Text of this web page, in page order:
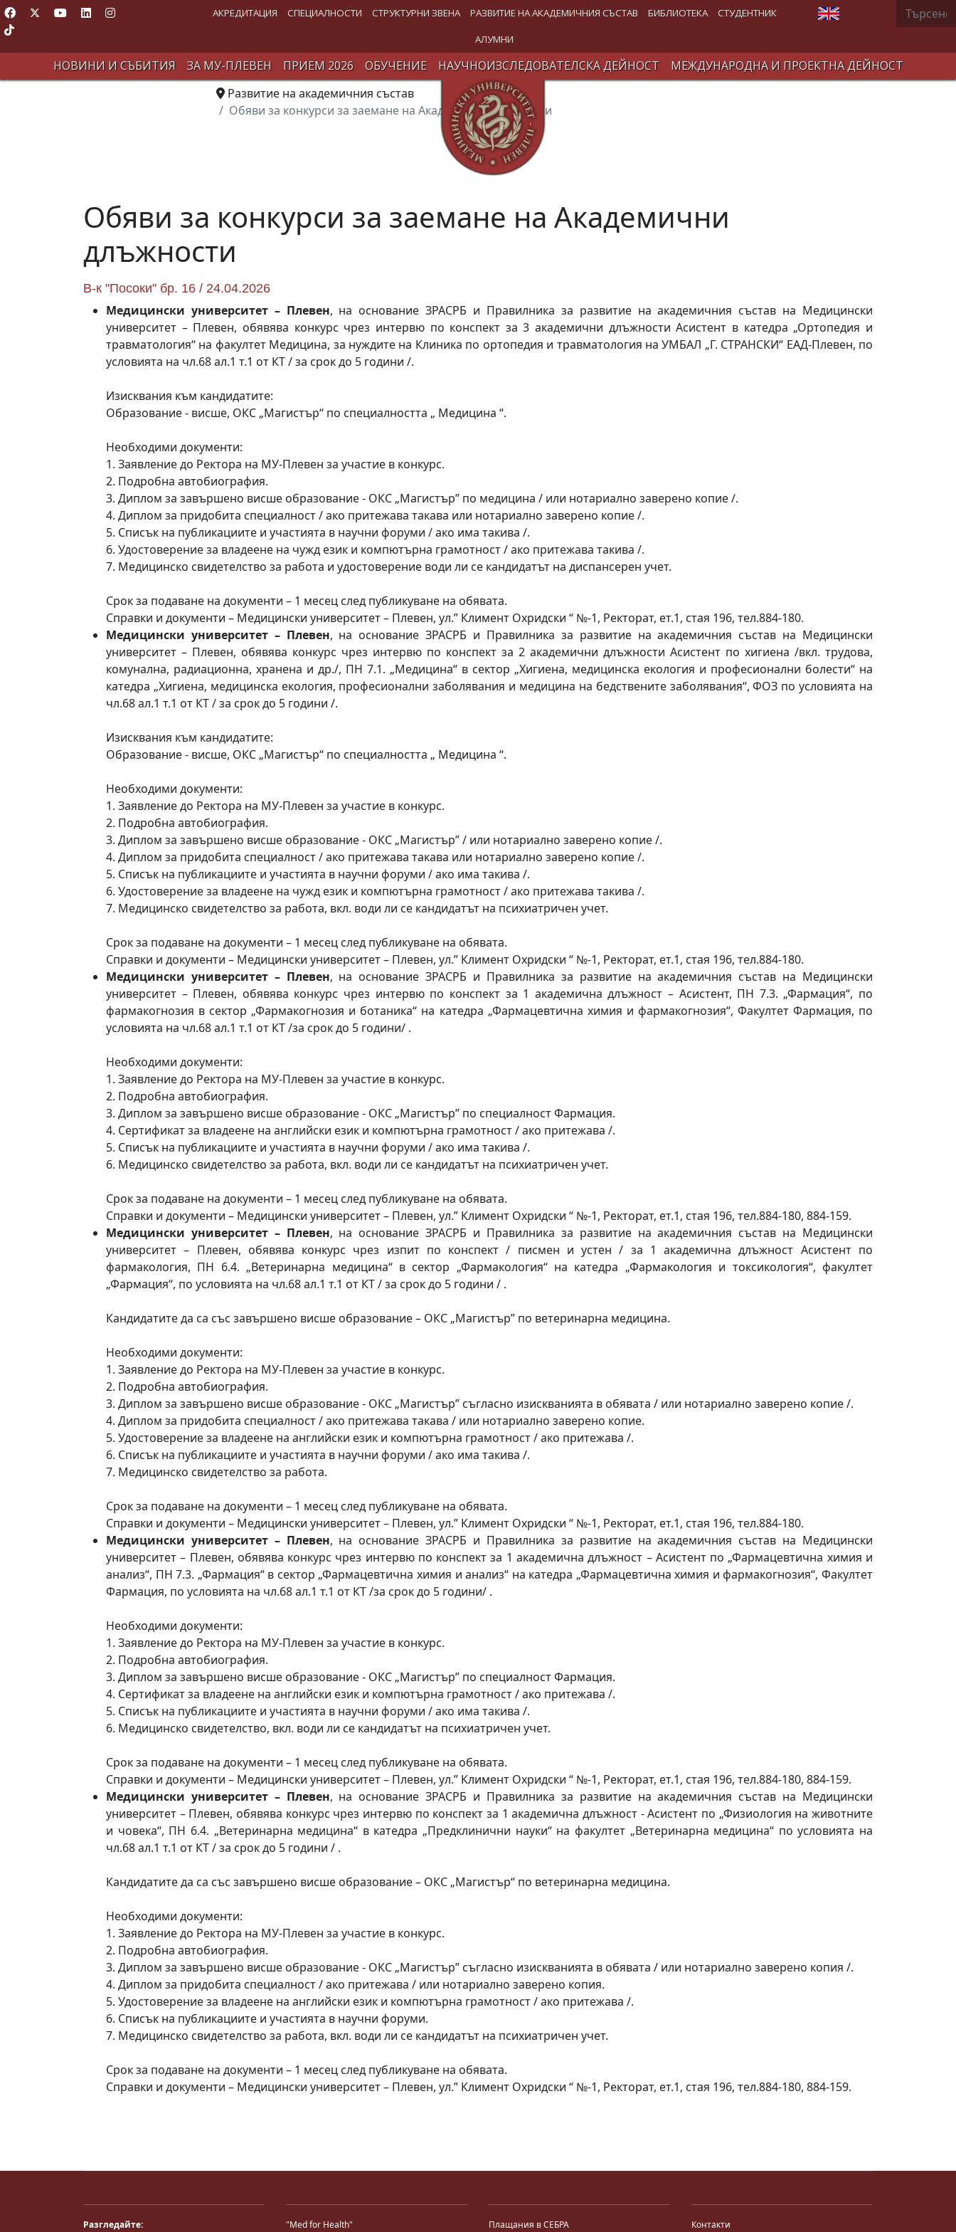
АКРЕДИТАЦИЯ СПЕЦИАЛНОСТИ СТРУКТУРНИ ЗВЕНА РАЗВИТИЕ НА АКАДЕМИЧНИЯ СЪСТАВ БИБЛИОТЕКА СТУДЕНТНИК
АЛУМНИ
Изберете език Търсене
НОВИНИ И СЪБИТИЯ ЗА МУ-ПЛЕВЕН ПРИЕМ 2026 ОБУЧЕНИЕ НАУЧНОИЗСЛЕДОВАТЕЛСКА ДЕЙНОСТ
МЕЖДУНАРОДНА И ПРОЕКТНА ДЕЙНОСТ
Развитие на академичния състав
Обяви за конкурси за заемане на Академични длъжности
Обяви за конкурси за заемане на Академични
длъжности
В-к "Посоки" бр. 16 / 24.04.2026
Медицински университет – Плевен, на основание ЗРАСРБ и Правилника за развитие на академичния състав на Медицински
университет – Плевен, обявява конкурс чрез интервю по конспект за 3 академични длъжности Асистент в катедра „Ортопедия и
травматология“ на факултет Медицина, за нуждите на Клиника по ортопедия и травматология на УМБАЛ „Г. СТРАНСКИ“ ЕАД-Плевен, по
условията на чл.68 ал.1 т.1 от КТ / за срок до 5 години /.
Изисквания към кандидатите:
Образование - висше, ОКС „Магистър“ по специалността „ Медицина “.
Необходими документи:
1. Заявление до Ректора на МУ-Плевен за участие в конкурс.
2. Подробна автобиография.
3. Диплом за завършено висше образование - ОКС „Магистър” по медицина / или нотариално заверено копие /.
4. Диплом за придобита специалност / ако притежава такава или нотариално заверено копие /.
5. Списък на публикациите и участията в научни форуми / ако има такива /.
6. Удостоверение за владеене на чужд език и компютърна грамотност / ако притежава такива /.
7. Медицинско свидетелство за работа и удостоверение води ли се кандидатът на диспансерен учет.
Срок за подаване на документи – 1 месец след публикуване на обявата.
Справки и документи – Медицински университет – Плевен, ул.” Климент Охридски “ №-1, Ректорат, ет.1, стая 196, тел.884-180.
Медицински университет – Плевен, на основание ЗРАСРБ и Правилника за развитие на академичния състав на Медицински
университет – Плевен, обявява конкурс чрез интервю по конспект за 2 академични длъжности Асистент по хигиена /вкл. трудова,
комунална, радиационна, хранена и др./, ПН 7.1. „Медицина“ в сектор „Хигиена, медицинска екология и професионални болести“ на
катедра „Хигиена, медицинска екология, професионални заболявания и медицина на бедствените заболявания“, ФОЗ по условията на
чл.68 ал.1 т.1 от КТ / за срок до 5 години /.
Изисквания към кандидатите:
Образование - висше, ОКС „Магистър“ по специалността „ Медицина “.
Необходими документи:
1. Заявление до Ректора на МУ-Плевен за участие в конкурс.
2. Подробна автобиография.
3. Диплом за завършено висше образование - ОКС „Магистър” / или нотариално заверено копие /.
4. Диплом за придобита специалност / ако притежава такава или нотариално заверено копие /.
5. Списък на публикациите и участията в научни форуми / ако има такива /.
6. Удостоверение за владеене на чужд език и компютърна грамотност / ако притежава такива /.
7. Медицинско свидетелство за работа, вкл. води ли се кандидатът на психиатричен учет.
Срок за подаване на документи – 1 месец след публикуване на обявата.
Справки и документи – Медицински университет – Плевен, ул.” Климент Охридски “ №-1, Ректорат, ет.1, стая 196, тел.884-180.
Медицински университет – Плевен, на основание ЗРАСРБ и Правилника за развитие на академичния състав на Медицински
университет – Плевен, обявява конкурс чрез интервю по конспект за 1 академична длъжност – Асистент, ПН 7.3. „Фармация“, по
фармакогнозия в сектор „Фармакогнозия и ботаника“ на катедра „Фармацевтична химия и фармакогнозия“, Факултет Фармация, по
условията на чл.68 ал.1 т.1 от КТ /за срок до 5 години/ .
Необходими документи:
1. Заявление до Ректора на МУ-Плевен за участие в конкурс.
2. Подробна автобиография.
3. Диплом за завършено висше образование - ОКС „Магистър” по специалност Фармация.
4. Сертификат за владеене на английски език и компютърна грамотност / ако притежава /.
5. Списък на публикациите и участията в научни форуми / ако има такива /.
6. Медицинско свидетелство за работа, вкл. води ли се кандидатът на психиатричен учет.
Срок за подаване на документи – 1 месец след публикуване на обявата.
Справки и документи – Медицински университет – Плевен, ул.” Климент Охридски “ №-1, Ректорат, ет.1, стая 196, тел.884-180, 884-159.
Медицински университет – Плевен, на основание ЗРАСРБ и Правилника за развитие на академичния състав на Медицински
университет – Плевен, обявява конкурс чрез изпит по конспект / писмен и устен / за 1 академична длъжност Асистент по
фармакология, ПН 6.4. „Ветеринарна медицина“ в сектор „Фармакология“ на катедра „Фармакология и токсикология“, факултет
„Фармация“, по условията на чл.68 ал.1 т.1 от КТ / за срок до 5 години / .
Кандидатите да са със завършено висше образование – ОКС „Магистър” по ветеринарна медицина.
Необходими документи:
1. Заявление до Ректора на МУ-Плевен за участие в конкурс.
2. Подробна автобиография.
3. Диплом за завършено висше образование - ОКС „Магистър” съгласно изискванията в обявата / или нотариално заверено копие /.
4. Диплом за придобита специалност / ако притежава такава / или нотариално заверено копие.
5. Удостоверение за владеене на английски език и компютърна грамотност / ако притежава /.
6. Списък на публикациите и участията в научни форуми / ако има такива /.
7. Медицинско свидетелство за работа.
Срок за подаване на документи – 1 месец след публикуване на обявата.
Справки и документи – Медицински университет – Плевен, ул.” Климент Охридски “ №-1, Ректорат, ет.1, стая 196, тел.884-180.
Медицински университет – Плевен, на основание ЗРАСРБ и Правилника за развитие на академичния състав на Медицински
университет – Плевен, обявява конкурс чрез интервю по конспект за 1 академична длъжност – Асистент по „Фармацевтична химия и
анализ“, ПН 7.3. „Фармация“ в сектор „Фармацевтична химия и анализ“ на катедра „Фармацевтична химия и фармакогнозия“, Факултет
Фармация, по условията на чл.68 ал.1 т.1 от КТ /за срок до 5 години/ .
Необходими документи:
1. Заявление до Ректора на МУ-Плевен за участие в конкурс.
2. Подробна автобиография.
3. Диплом за завършено висше образование - ОКС „Магистър” по специалност Фармация.
4. Сертификат за владеене на английски език и компютърна грамотност / ако притежава /.
5. Списък на публикациите и участията в научни форуми / ако има такива /.
6. Медицинско свидетелство, вкл. води ли се кандидатът на психиатричен учет.
Срок за подаване на документи – 1 месец след публикуване на обявата.
Справки и документи – Медицински университет – Плевен, ул.” Климент Охридски “ №-1, Ректорат, ет.1, стая 196, тел.884-180, 884-159.
Медицински университет – Плевен, на основание ЗРАСРБ и Правилника за развитие на академичния състав на Медицински
университет – Плевен, обявява конкурс чрез интервю по конспект за 1 академична длъжност - Асистент по „Физиология на животните
и човека“, ПН 6.4. „Ветеринарна медицина“ в катедра „Предклинични науки“ на факултет „Ветеринарна медицина“ по условията на
чл.68 ал.1 т.1 от КТ / за срок до 5 години / .
Кандидатите да са със завършено висше образование – ОКС „Магистър“ по ветеринарна медицина.
Необходими документи:
1. Заявление до Ректора на МУ-Плевен за участие в конкурс.
2. Подробна автобиография.
3. Диплом за завършено висше образование - ОКС „Магистър” съгласно изискванията в обявата / или нотариално заверено копия /.
4. Диплом за придобита специалност / ако притежава / или нотариално заверено копия.
5. Удостоверение за владеене на английски език и компютърна грамотност / ако притежава /.
6. Списък на публикациите и участията в научни форуми.
7. Медицинско свидетелство за работа, вкл. води ли се кандидатът на психиатричен учет.
Срок за подаване на документи – 1 месец след публикуване на обявата.
Справки и документи – Медицински университет – Плевен, ул.” Климент Охридски “ №-1, Ректорат, ет.1, стая 196, тел.884-180, 884-159.
Разгледайте: "Med for Health" Плащания в СЕБРА Контакти